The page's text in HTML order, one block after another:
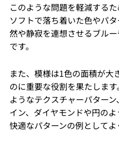
このような問題を軽減する
ソフトで落ち着いた色やパ
然や静寂を連想させるブル
です。
また、模様は1色の面積が大
のに重要な役割を果たしま
ようなテクスチャーパター
イン、ダイヤモンドや円の
快適なパターンの例としてよ